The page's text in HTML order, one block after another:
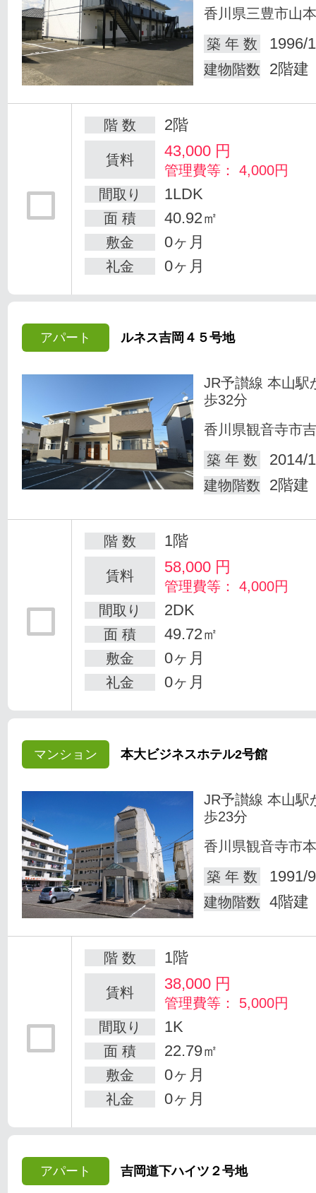
香川県三豊市山
築 年 数
1996/
建物階数 2階建
階 数 2階
賃料 43,000 円
管理費等： 4,000円
間取り
1LDK
面 積 40.92㎡
敷金 0ヶ月
礼金 0ヶ月
アパート ルネス吉岡４５号地
JR予讃線 本山駅
歩32分
香川県観音寺市
築 年 数
2014/
建物階数 2階建
階 数 1階
賃料 58,000 円
管理費等： 4,000円
間取り
2DK
面 積 49.72㎡
敷金 0ヶ月
礼金 0ヶ月
マンション 本大ビジネスホテル2号館
JR予讃線 本山駅
歩23分
香川県観音寺市
築 年 数
1991/
建物階数 4階建
階 数 1階
賃料 38,000 円
管理費等： 5,000円
間取り
1K
面 積 22.79㎡
敷金 0ヶ月
礼金 0ヶ月
アパート 吉岡道下ハイツ２号地